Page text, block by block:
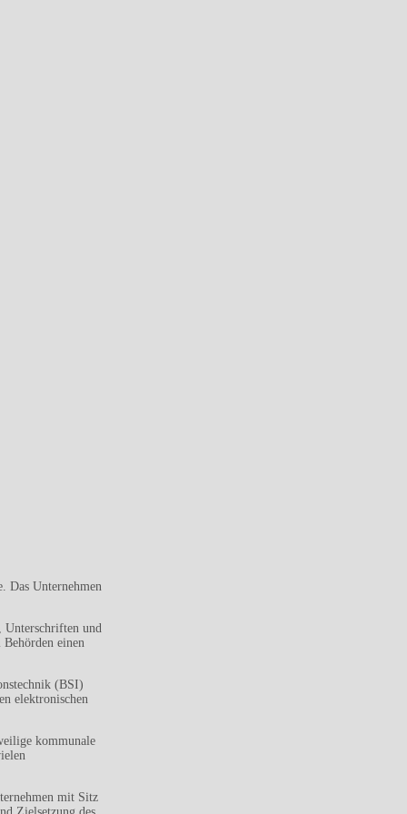
Das Unternehmen
Unterschriften und
einen
(BSI)
elektronischen
kommunale
mit Sitz